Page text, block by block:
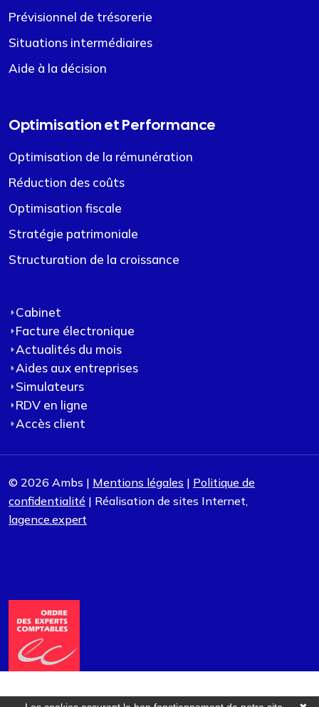
Prévisionnel de trésorerie
Situations intermédiaires
Aide à la décision
Optimisation et Performance
Optimisation de la rémunération
Réduction des coûts
Optimisation fiscale
Stratégie patrimoniale
Structuration de la croissance
Cabinet
Facture électronique
Actualités du mois
Aides aux entreprises
Simulateurs
RDV en ligne
Accès client
© 2026 Ambs | Mentions légales | Politique de
confidentialité | Réalisation de sites Internet,
lagence.expert